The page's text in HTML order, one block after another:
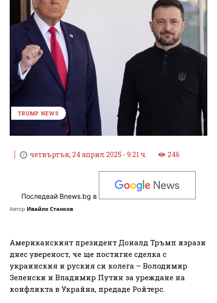
TRUMP NEWS
четвъртък, 24 април 2025 - 9:21 ч. 246
Последвай Bnews.bg в
Автор Ивайло Станков
Американският президент Доналд Тръмп изрази
днес увереност, че ще постигне сделка с
украинския и руския си колега – Володимир
Зеленски и Владимир Путин за уреждане на
конфликта в Украйна, предаде Ройтерс.